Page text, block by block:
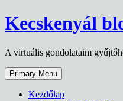
Skip
to
Kecskenyál
A virtuális gondolataim
Primary Menu
Kezdőlap